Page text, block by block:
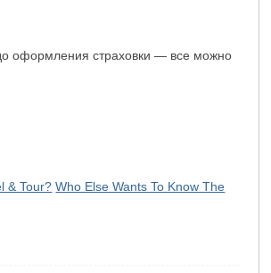
оформления страховки — все можно
& Tour? Who Else Wants To Know The